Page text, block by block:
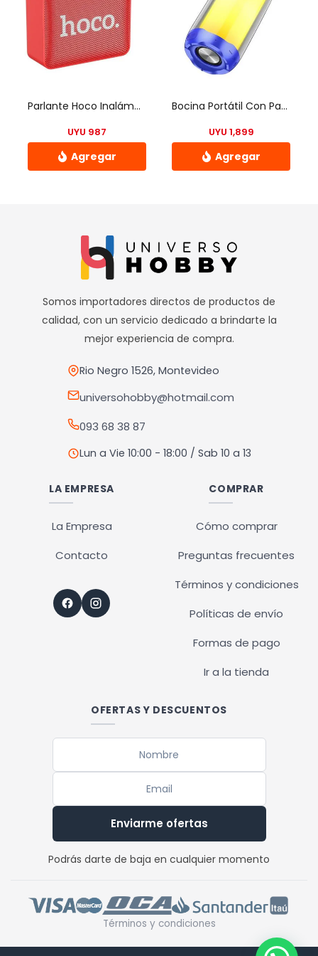
Parlante Hoco Inalámbrico Bs51
UYU 987
múltiples
variantes.
Las
opciones
se
pueden
en
la
de
producto
Bocina Portátil Con Pantalla Multicolor 360° Hoco
UYU 1,899
Somos importadores directos de productos de
calidad, con un servicio dedicado a brindarte la
mejor experiencia de compra.
Rio Negro 1526, Montevideo
universohobby@hotmail.com
093 68 38 87
Lun a Vie 10:00 - 18:00 / Sab 10 a 13
LA EMPRESA
La Empresa
Contacto
COMPRAR
Cómo comprar
Preguntas frecuentes
Términos y condiciones
Políticas de envío
Formas de pago
Ir a la tienda
OFERTAS Y DESCUENTOS
Enviarme ofertas
Podrás darte de baja en cualquier momento
Términos y condiciones